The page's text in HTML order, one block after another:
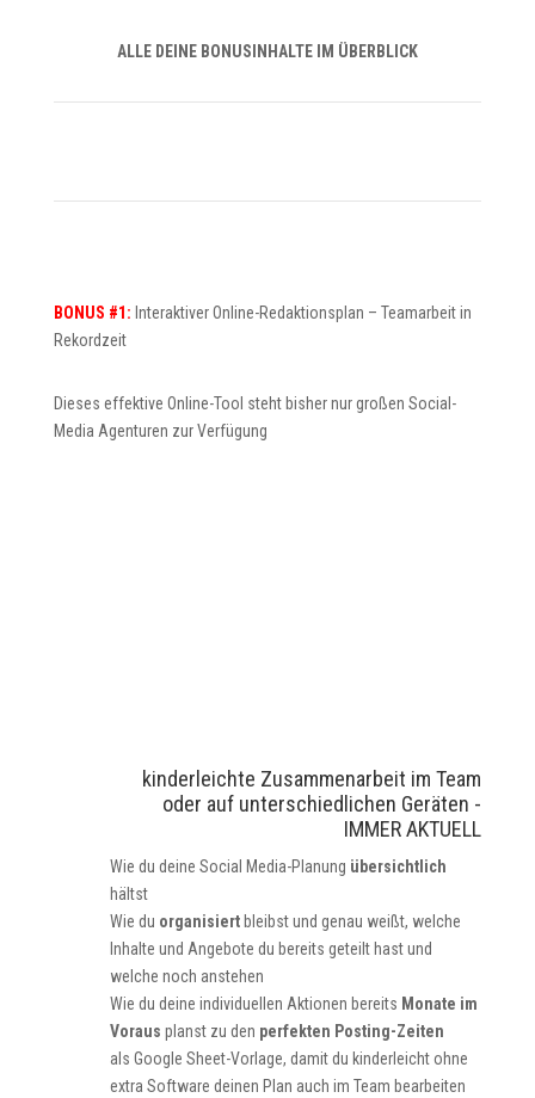
ALLE DEINE BONUSINHALTE IM ÜBERBLICK
BONUS #1: Interaktiver Online-Redaktionsplan – Teamarbeit in
Rekordzeit
Dieses effektive Online-Tool steht bisher nur großen Social-
Media Agenturen zur Verfügung
kinderleichte Zusammenarbeit im Team
oder auf unterschiedlichen Geräten -
IMMER AKTUELL
Wie du deine Social Media-Planung übersichtlich
hältst
Wie du organisiertbleibst und genau weißt, welche
Inhalte und Angebote du bereits geteilt hast und
welche noch anstehen
Wie du deine individuellen Aktionen bereits Monate im
Voraus planst zu den perfekten Posting-Zeiten
als Google Sheet-Vorlage, damit du kinderleicht ohne
extra Software deinen Plan auch im Team bearbeiten